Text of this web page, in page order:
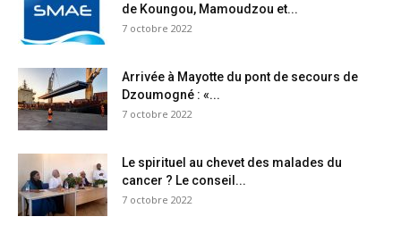
de Koungou, Mamoudzou et...
7 octobre 2022
Arrivée à Mayotte du pont de secours de
Dzoumogné : «...
7 octobre 2022
Le spirituel au chevet des malades du
cancer ? Le conseil...
7 octobre 2022